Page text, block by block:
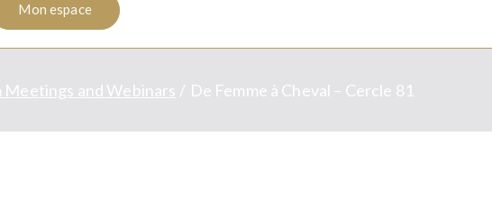
Mon espace
Meetings and Webinars De Femme à Cheval – Cercle 81